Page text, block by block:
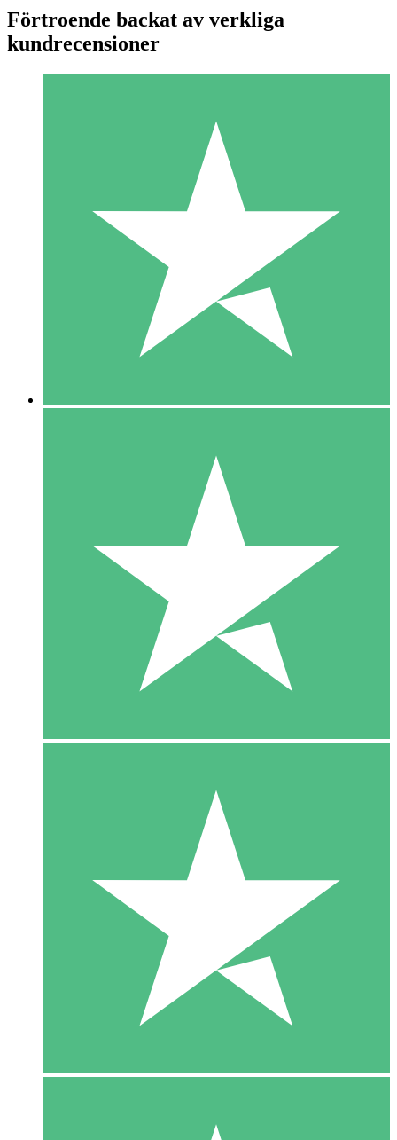
Individuella Kreditpaket
Betala per användning med nedladdningskrediter. Inget
1 Nedladdningar
10 00
10 Nedladdningar
20 00
Förtroende backat av verkliga
kundrecensioner